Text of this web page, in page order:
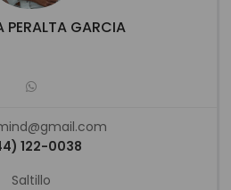
PERALTA GARCIA
122-0038
Saltillo